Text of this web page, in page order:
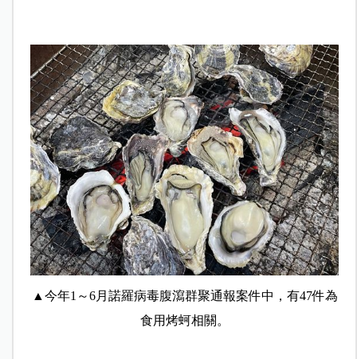
▲今年1～6月諾羅病毒腹瀉群聚通報案件中，有47件為
食用烤蚵相關。